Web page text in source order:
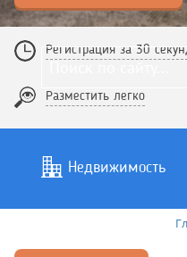
Регистрация за 30
Разместить легко
Недвижимость
Услуги